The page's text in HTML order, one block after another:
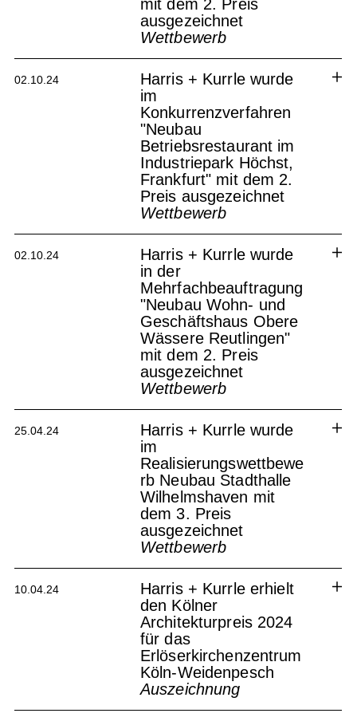
mit dem 2. Preis
ausgezeichnet
Wettbewerb
Kirchlich-diakonisches Zentrum
Schönefeld
02.10.24
Harris + Kurrle wurde
im
Konkurrenzverfahren
"Neubau
Betriebsrestaurant im
Industriepark Höchst,
Frankfurt" mit dem 2.
Preis ausgezeichnet
Wettbewerb
Betriebsrestaurant im
Industriepark Höchst Frankfurt
02.10.24
Harris + Kurrle wurde
in der
Mehrfachbeauftragung
"Neubau Wohn- und
Geschäftshaus Obere
Wässere Reutlingen"
mit dem 2. Preis
ausgezeichnet
Wettbewerb
Wohn- und Geschäftshaus
Obere Wässer Reutlingen
25.04.24
Harris + Kurrle wurde
im
Realisierungswettbewe
rb Neubau Stadthalle
Wilhelmshaven mit
dem 3. Preis
ausgezeichnet
Wettbewerb
Wilhelmshaven Stadthalle
10.04.24
Harris + Kurrle erhielt
den Kölner
Architekturpreis 2024
für das
Erlöserkirchenzentrum
Köln-Weidenpesch
Auszeichnung